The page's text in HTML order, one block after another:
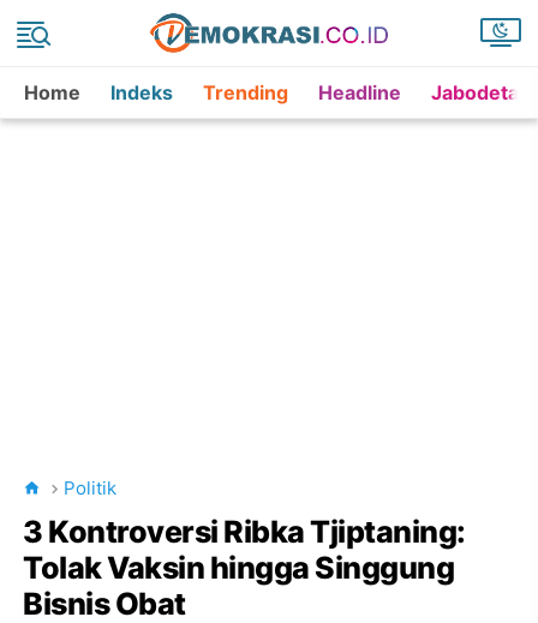
Home Indeks Trending Headline
Politik
3 Kontroversi Ribka Tjiptaning:
Tolak Vaksin hingga Singgung
Bisnis Obat